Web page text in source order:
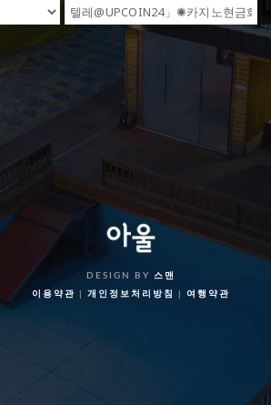
DESIGN BY 스맨
이용약관
개인정보처리방침 여행약관